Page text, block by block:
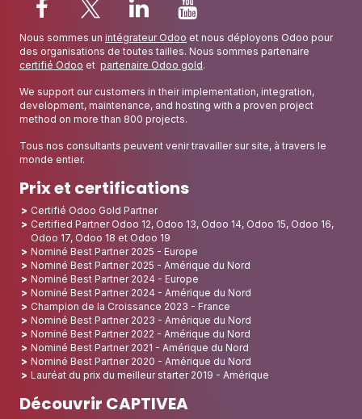
Nous sommes un intégrateur Odoo et nous déployons Odoo pour
des organisations de toutes tailles. Nous sommes partenaire
certifié Odoo et partenaire Odoo gold.
We support our customers in their implementation, integration,
development, maintenance, and hosting with a proven project
method on more than 800 projects.
Tous nos consultants peuvent venir travailler sur site, à travers le
monde entier.
Prix et certifications
Certifié Odoo Gold Partner
Certified Partner Odoo 12, Odoo 13, Odoo 14, Odoo 15, Odoo 16,
Odoo 17, Odoo 18 et Odoo 19
Nominé Best Partner 2025 - Europe
Nominé Best Partner 2025 - Amérique du Nord
Nominé Best Partner 2024 - Europe
Nominé Best Partner 2024 - Amérique du Nord
Champion de la Croissance 2023 - France
Nominé Best Partner 2023 - Amérique du Nord
Nominé Best Partner 2022 - Amérique du Nord
Nominé Best Partner 2021 - Amérique du Nord
Nominé Best Partner 2020 - Amérique du Nord
Lauréat du prix du meilleur starter 2019 - Amérique
Découvrir CAPTIVEA